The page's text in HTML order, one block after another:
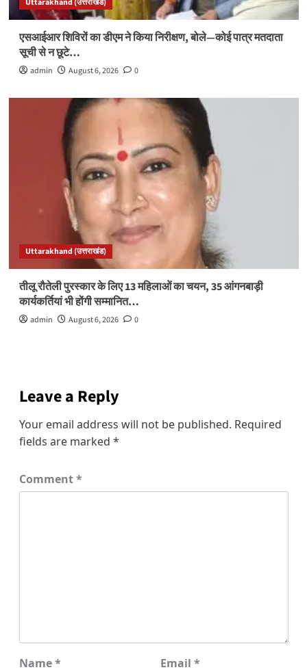
Uttarakhand (उत्तराखंड)
एसआईआर शिविरों का डीएम ने किया निरीक्षण, बोले—कोई पात्र मतदाता
सूची से न छूटे…
admin August 6, 2026 0
Uttarakhand (उत्तराखंड)
तीलू रौतेली पुरस्कार के लिए 13 महिलाओं का चयन, 35 आंगनबाड़ी
कार्यकर्तियां भी होंगी सम्मानित…
admin August 6, 2026 0
Leave a Reply
Your email address will not be published. Required
fields are marked *
Comment*
Name* Email *